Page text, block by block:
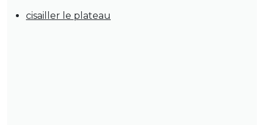
cisailler le plateau